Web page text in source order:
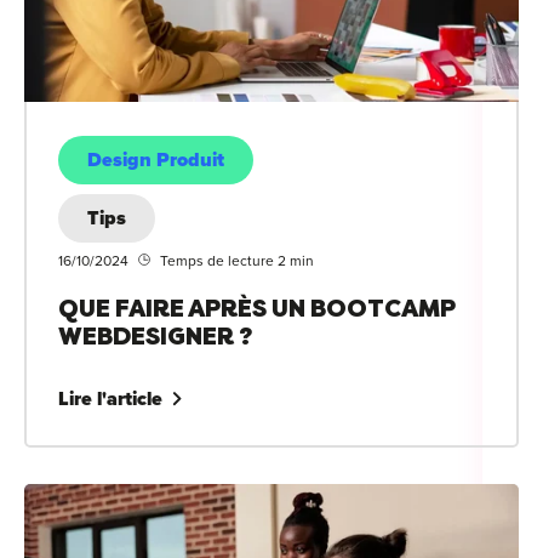
Design Produit
Tips
16/10/2024 Temps de lecture 2 min
QUE FAIRE APRÈS UN BOOTCAMP
WEBDESIGNER ?
Lire l'article